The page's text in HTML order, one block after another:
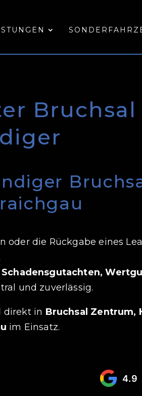
Bruchsal
oder die Rückgabe eines
und zuverlässig.
direkt in Bruchsal Zentrum,
im Einsatz.